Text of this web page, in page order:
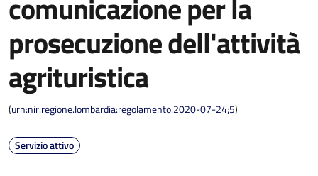
comunicazione per la
prosecuzione dell'attività
agrituristica
(urn:nir:regione.lombardia:regolamento:2020-07-24;5)
Servizio attivo